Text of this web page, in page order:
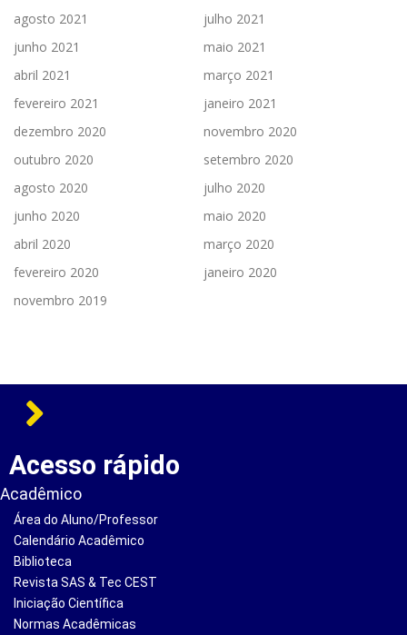
agosto 2021
julho 2021
junho 2021
maio 2021
abril 2021
março 2021
fevereiro 2021
janeiro 2021
dezembro 2020
novembro 2020
outubro 2020
setembro 2020
agosto 2020
julho 2020
junho 2020
maio 2020
abril 2020
março 2020
fevereiro 2020
janeiro 2020
novembro 2019
Acesso rápido
Acadêmico
Área do Aluno/Professor
Calendário Acadêmico
Biblioteca
Revista SAS & Tec CEST
Iniciação Científica
Normas Acadêmicas